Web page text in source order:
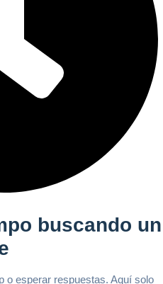
buscando un
o esperar respuestas. Aquí solo